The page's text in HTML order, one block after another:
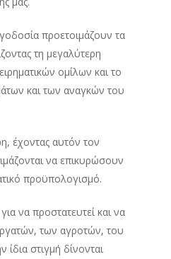
προετοιμάζουν τα
τη μεγαλύτερη
ομίλων και το
και των αναγκών του
έχοντας αυτόν τον
να επικυρώσουν
προϋπολογισμό.
να προστατευτεί και να
των αγροτών, του
στιγμή δίνονται